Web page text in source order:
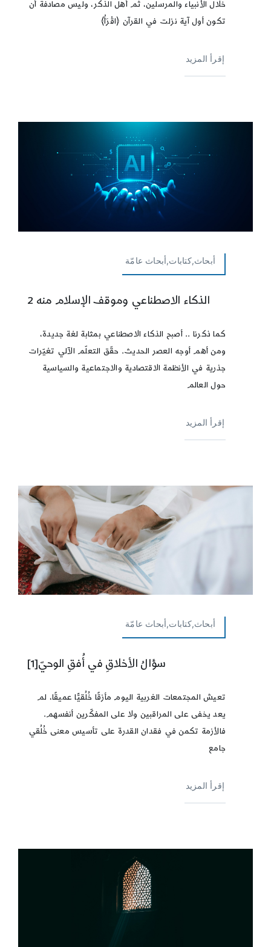
خلال الأنبياء والمرسلين، ثم أهل الذكر، وليس مصادفة أن
تكون أول آية نزلت في القرآن ﴿اقْرَأْ﴾
إقرأ المزيد
أبحاث,كتابات,أبحاث عامّة
الذكاء الاصطناعي وموقف الإسلام منه 2
كما ذكرنا .. أصبح الذكاء الاصطناعي بمثابة لغة جديدة،
ومن أهم أوجه العصر الحديث. حقّق التعلّم الآلي تغيّرات
جذرية في الأنظمة الاقتصادية والاجتماعية والسياسية
حول العالم
إقرأ المزيد
أبحاث,كتابات,أبحاث عامّة
سؤالُ الأخلاقِ في أُفقِ الوحيّ[1]
تعيش المجتمعات الغربية اليوم مأزقًا خُلُقيًّا عميقًا، لم
يعد يخفى على المراقبين ولا على المفكّرين أنفسهم.
فالأزمة تكمن في فقدان القدرة على تأسيس معنى خُلُقي
جامع
إقرأ المزيد